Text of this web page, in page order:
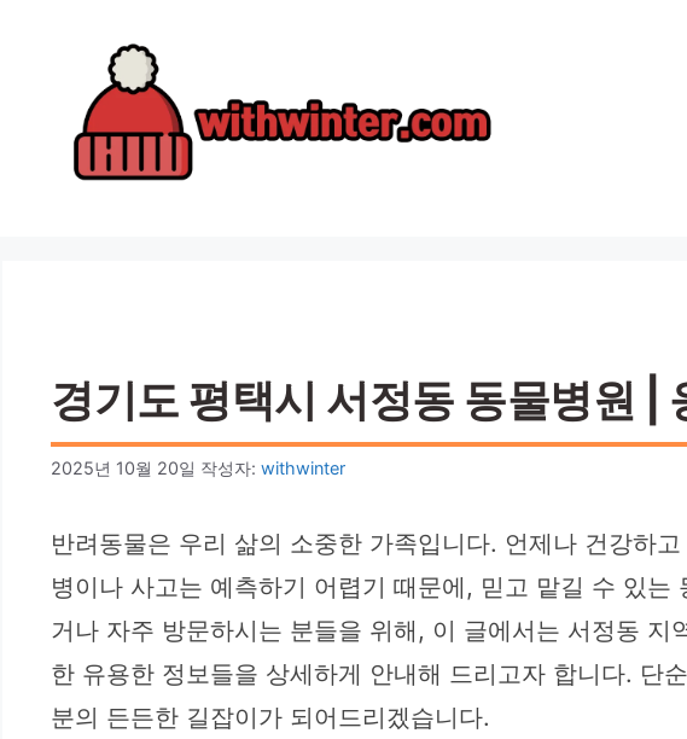
경기도 평택시 서정동 동물병원 |
2025년 10월 20일 작성자: withwinter
반려동물은 우리 삶의 소중한 가족입니다. 언제나 건강하
병이나 사고는 예측하기 어렵기 때문에, 믿고 맡길 수 있
거나 자주 방문하시는 분들을 위해, 이 글에서는 서정동
한 유용한 정보들을 상세하게 안내해 드리고자 합니다. 단
분의 든든한 길잡이가 되어드리겠습니다.